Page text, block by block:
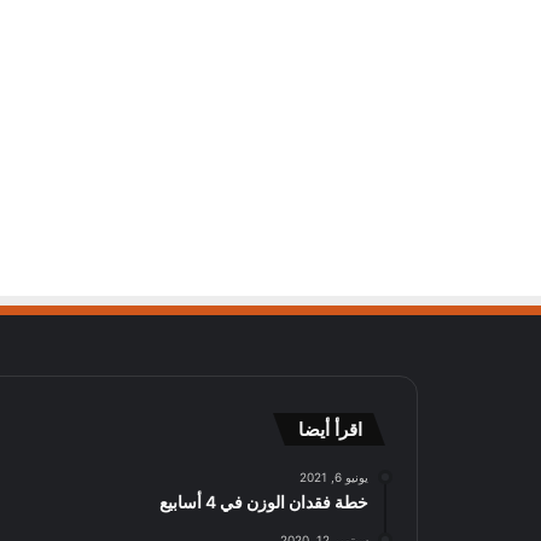
اقرأ أيضا
يونيو 6, 2021
خطة فقدان الوزن في 4 أسابيع